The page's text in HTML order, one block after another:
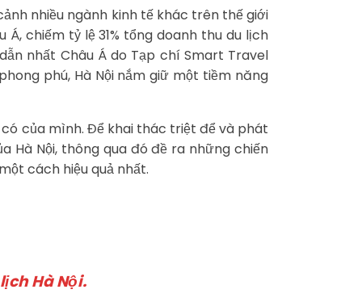
nhiều ngành kinh tế khác trên thế giới
chiếm tỷ lệ 31% tổng doanh thu du lịch
nhất Châu Á do Tạp chí Smart Travel
phú, Hà Nội nắm giữ một tiềm năng
của mình. Để khai thác triệt để và phát
Hà Nội, thông qua đó đề ra những chiến
cách hiệu quả nhất.
Hà Nội.